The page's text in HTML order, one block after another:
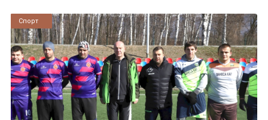
Новини
Спорт